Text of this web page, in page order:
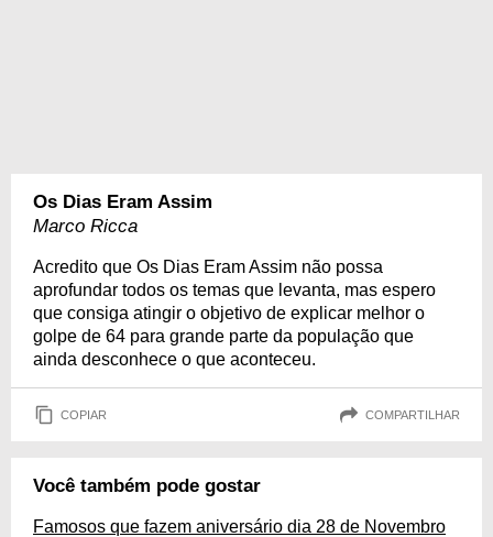
Os Dias Eram Assim
Marco Ricca
Acredito que Os Dias Eram Assim não possa
aprofundar todos os temas que levanta, mas espero
que consiga atingir o objetivo de explicar melhor o
golpe de 64 para grande parte da população que
ainda desconhece o que aconteceu.
COPIAR COMPARTILHAR
Você também pode gostar
Famosos que fazem aniversário dia 28 de Novembro